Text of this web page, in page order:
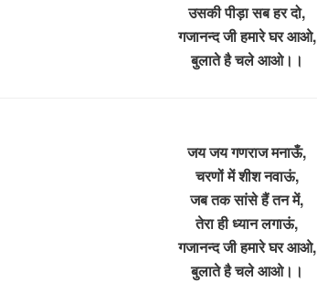
उसकी पीड़ा सब हर दो,
गजानन्द जी हमारे घर आओ,
बुलाते है चले आओ।।
जय जय गणराज मनाऊँ,
चरणों में शीश नवाऊं,
जब तक सांसे हैं तन में,
तेरा ही ध्यान लगाऊं,
गजानन्द जी हमारे घर आओ,
बुलाते है चले आओ।।